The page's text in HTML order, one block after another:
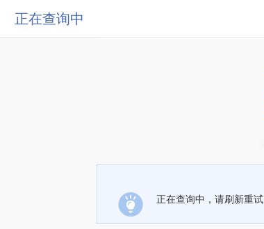
正在查询中
正在查询中，请刷新重试